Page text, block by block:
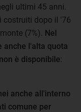
ultimi 45 anni.
costruiti dopo il '76
(7%). Nel
anche l'alta quota
è disponibile:
anche all'interno
comune per